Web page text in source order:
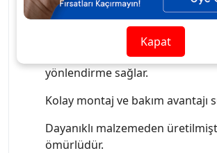
Dental ünitlerde hava akışını
Elektrikli vana sistemi ile hızlı ve
yönlendirme sağlar.
Kolay montaj ve bakım avantajı
Dayanıklı malzemeden
ömürlüdür.
Kapat